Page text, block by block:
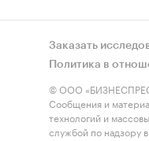
Заказать
Политика в
© ООО
Сообщения и
технологий и
службой по надзору